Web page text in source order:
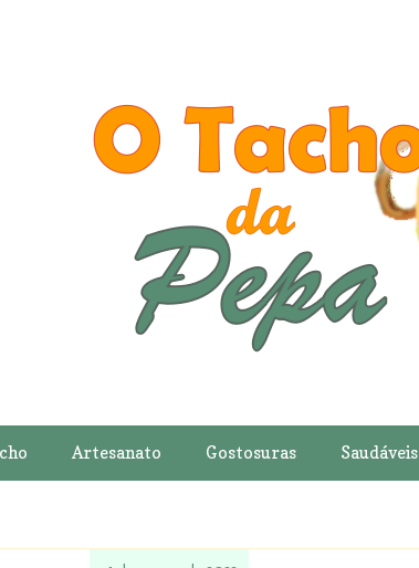
Artesanato Gostosuras Saudáveis